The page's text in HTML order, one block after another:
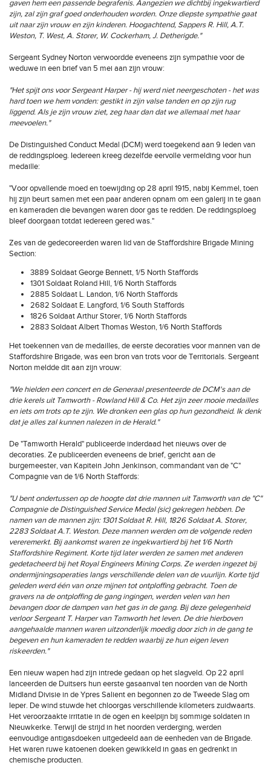
gaven hem een passende begrafenis. Aangezien we dichtbij ingekwartierd
zijn, zal zijn graf goed onderhouden worden. Onze diepste sympathie gaat
uit naar zijn vrouw en zijn kinderen. Hoogachtend, Sappers R. Hill, A.T.
Weston, T. West, A. Storer, W. Cockerham, J. Detherigde."
Sergeant Sydney Norton verwoordde eveneens zijn sympathie voor de
weduwe in een brief van 5 mei aan zijn vrouw:
"Het spijt ons voor Sergeant Harper - hij werd niet neergeschoten - het was
hard toen we hem vonden: gestikt in zijn valse tanden en op zijn rug
liggend. Als je zijn vrouw ziet, zeg haar dan dat we allemaal met haar
meevoelen."
De Distinguished Conduct Medal (DCM) werd toegekend aan 9 leden van
de reddingsploeg. Iedereen kreeg dezelfde eervolle vermelding voor hun
medaille:
"Voor opvallende moed en toewijding op 28 april 1915, nabij Kemmel, toen
hij zijn beurt samen met een paar anderen opnam om een galerij in te gaan
en kameraden die bevangen waren door gas te redden. De reddingsploeg
bleef doorgaan totdat iedereen gered was."
Zes van de gedecoreerden waren lid van de Staffordshire Brigade Mining
Section:
3889 Soldaat George Bennett, 1/5 North Staffords
1301 Soldaat Roland Hill, 1/6 North Staffords
2885 Soldaat L. Landon, 1/6 North Staffords
2682 Soldaat E. Langford, 1/6 South Staffords
1826 Soldaat Arthur Storer, 1/6 North Staffords
2883 Soldaat Albert Thomas Weston, 1/6 North Staffords
Het toekennen van de medailles, de eerste decoraties voor mannen van de
Staffordshire Brigade, was een bron van trots voor de Territorials. Sergeant
Norton meldde dit aan zijn vrouw:
"We hielden een concert en de Generaal presenteerde de DCM's aan de
drie kerels uit Tamworth - Rowland Hill & Co. Het zijn zeer mooie medailles
en iets om trots op te zijn. We dronken een glas op hun gezondheid. Ik denk
dat je alles zal kunnen nalezen in de Herald."
De "Tamworth Herald" publiceerde inderdaad het nieuws over de
decoraties. Ze publiceerden eveneens de brief, gericht aan de
burgemeester, van Kapitein John Jenkinson, commandant van de "C"
Compagnie van de 1/6 North Staffords:
"U bent ondertussen op de hoogte dat drie mannen uit Tamworth van de "C"
Compagnie de Distinguished Service Medal (sic) gekregen hebben. De
namen van de mannen zijn: 1301 Soldaat R. Hill, 1826 Soldaat A. Storer,
2283 Soldaat A.T. Weston. Deze mannen werden om de volgende reden
vereremerkt. Bij aankomst waren ze ingekwartierd bij het 1/6 North
Staffordshire Regiment. Korte tijd later werden ze samen met anderen
gedetacheerd bij het Royal Engineers Mining Corps. Ze werden ingezet bij
ondermijningsoperaties langs verschillende delen van de vuurlijn. Korte tijd
geleden werd één van onze mijnen tot ontploffing gebracht. Toen de
gravers na de ontploffing de gang ingingen, werden velen van hen
bevangen door de dampen van het gas in de gang. Bij deze gelegenheid
verloor Sergeant T. Harper van Tamworth het leven. De drie hierboven
aangehaalde mannen waren uitzonderlijk moedig door zich in de gang te
begeven en hun kameraden te redden waarbij ze hun eigen leven
riskeerden."
Een nieuw wapen had zijn intrede gedaan op het slagveld. Op 22 april
lanceerden de Duitsers hun eerste gasaanval ten noorden van de North
Midland Divisie in de Ypres Salient en begonnen zo de Tweede Slag om
Ieper. De wind stuwde het chloorgas verschillende kilometers zuidwaarts.
Het veroorzaakte irritatie in de ogen en keelpijn bij sommige soldaten in
Nieuwkerke. Terwijl de strijd in het noorden verderging, werden
eenvoudige antigasdoeken uitgedeeld aan de eenheden van de Brigade.
Het waren ruwe katoenen doeken gewikkeld in gaas en gedrenkt in
chemische producten.